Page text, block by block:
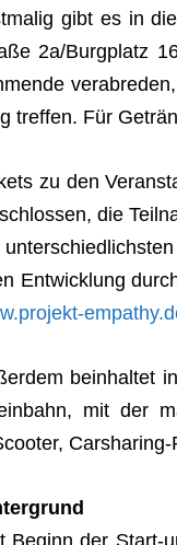
gibt es in
2a/Burgplatz
tref­fen. Für
zu den
die
Ent­wick­lung
beinhal­tet
mit der
Beginn der Start-